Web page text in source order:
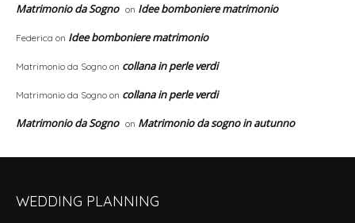
Matrimonio da Sogno on Idee bomboniere matrimonio
Federica on Idee bomboniere matrimonio
Matrimonio da Sogno on collana in perle verdi
Matrimonio da Sogno on collana in perle verdi
Matrimonio da Sogno on Matrimonio da sogno in autunno
WEDDING PLANNING